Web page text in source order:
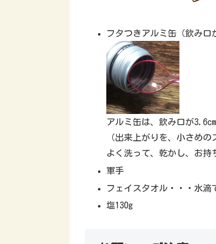
フタつきアルミ缶（飲み口
アルミ缶は、飲み口が
（出来上がりを、小さめの
よく洗って、乾かし、お持
軍手
フェイスタオル・・・水滴
塩130g